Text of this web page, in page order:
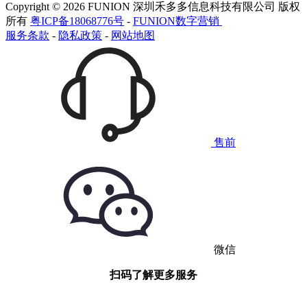
Copyright © 2026 FUNION 深圳禾多多信息科技有限公司 版权
所有 粤ICP备18068776号 - FUNION数字营销
服务条款 - 隐私政策 - 网站地图
售前
微信
扫码了解更多服务